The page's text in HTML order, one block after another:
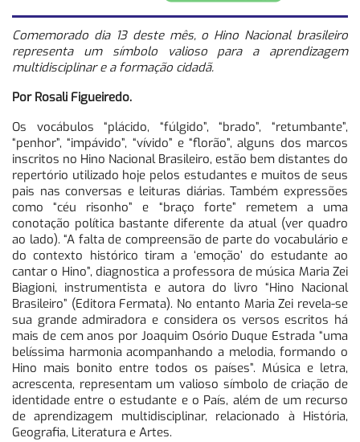
Comemorado dia 13 deste mês, o Hino Nacional brasileiro
representa um símbolo valioso para a aprendizagem
multidisciplinar e a formação cidadã.
Por Rosali Figueiredo.
Os vocábulos “plácido, “fúlgido”, “brado”, “retumbante”,
“penhor”, “impávido”, “vívido” e “florão”, alguns dos marcos
inscritos no Hino Nacional Brasileiro, estão bem distantes do
repertório utilizado hoje pelos estudantes e muitos de seus
pais nas conversas e leituras diárias. Também expressões
como “céu risonho” e “braço forte” remetem a uma
conotação política bastante diferente da atual (ver quadro
ao lado). “A falta de compreensão de parte do vocabulário e
do contexto histórico tiram a ‘emoção’ do estudante ao
cantar o Hino”, diagnostica a professora de música Maria Zei
Biagioni, instrumentista e autora do livro “Hino Nacional
Brasileiro” (Editora Fermata). No entanto Maria Zei revela-se
sua grande admiradora e considera os versos escritos há
mais de cem anos por Joaquim Osório Duque Estrada “uma
belíssima harmonia acompanhando a melodia, formando o
Hino mais bonito entre todos os países”. Música e letra,
acrescenta, representam um valioso símbolo de criação de
identidade entre o estudante e o País, além de um recurso
de aprendizagem multidisciplinar, relacionado à História,
Geografia, Literatura e Artes.